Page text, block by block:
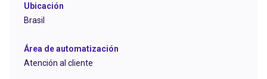
Ubicación
Brasil
Área de automatización
Atención al cliente